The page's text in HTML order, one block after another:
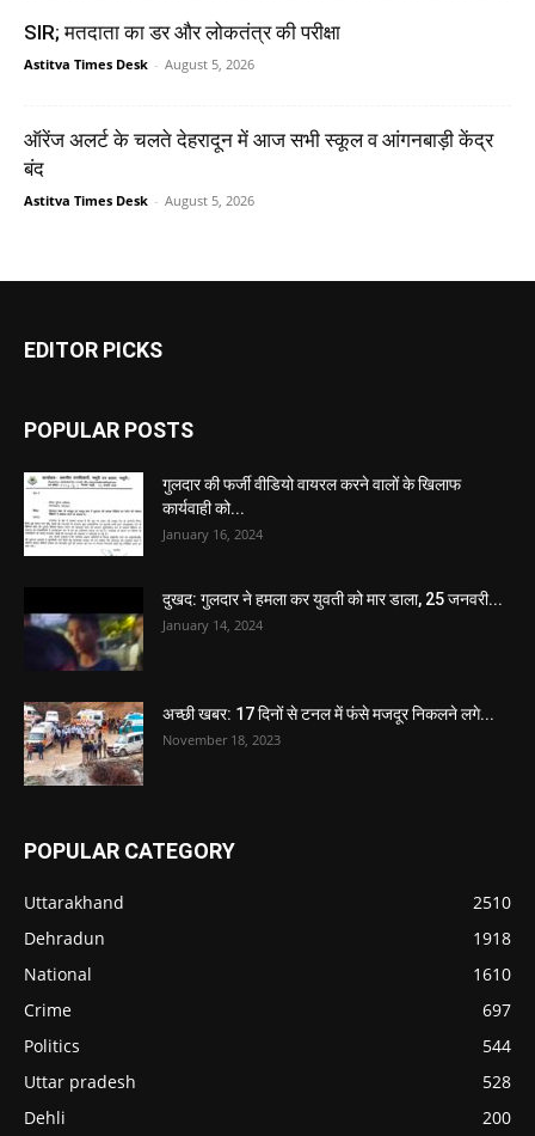
SIR; मतदाता का डर और लोकतंत्र की परीक्षा
Astitva Times Desk - August 5, 2026
ऑरेंज अलर्ट के चलते देहरादून में आज सभी स्कूल व आंगनबाड़ी केंद्र
बंद
Astitva Times Desk - August 5, 2026
EDITOR PICKS
POPULAR POSTS
गुलदार की फर्जी वीडियो वायरल करने वालों के खिलाफ
कार्यवाही को...
January 16, 2024
दुखद: गुलदार ने हमला कर युवती को मार डाला, 25 जनवरी...
January 14, 2024
अच्छी खबर: 17 दिनों से टनल में फंसे मजदूर निकलने लगे...
November 18, 2023
POPULAR CATEGORY
Uttarakhand
2510
Dehradun
1918
National
1610
Crime
697
Politics
544
Uttar pradesh
528
Dehli
200